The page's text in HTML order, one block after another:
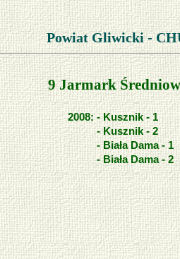
Powiat Gliwicki -
9 Jarmark
2008: - Kusznik - 1
- Kusznik - 2
- Biała Dama - 1
- Biała Dama - 2